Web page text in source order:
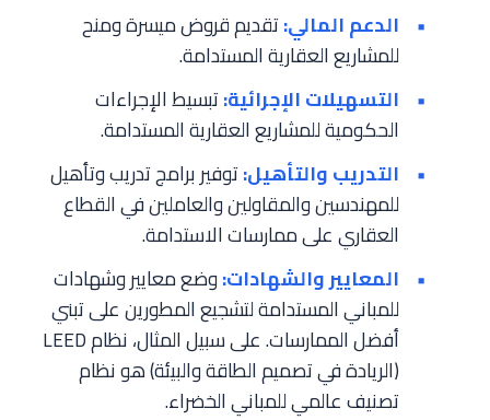
الدعم المالي:تقديم قروض ميسرة ومنح
للمشاريع العقارية المستدامة.
التسهيلات الإجرائية:تبسيط الإجراءات
الحكومية للمشاريع العقارية المستدامة.
التدريب والتأهيل:توفير برامج تدريب وتأهيل
للمهندسين والمقاولين والعاملين في القطاع
العقاري على ممارسات الاستدامة.
المعايير والشهادات:وضع معايير وشهادات
للمباني المستدامة لتشجيع المطورين على تبني
أفضل الممارسات. على سبيل المثال، نظام LEED
(الريادة في تصميم الطاقة والبيئة) هو نظام
تصنيف عالمي للمباني الخضراء.